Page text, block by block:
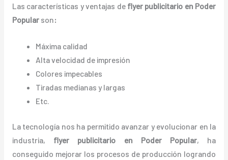
Las características y ventajas de flyer publicitario en Poder
Popular son:
Máxima calidad
Alta velocidad de impresión
Colores impecables
Tiradas medianas y largas
Etc.
La tecnología nos ha permitido avanzar y evolucionar en la
industria, flyer publicitario en Poder Popular, ha
conseguido mejorar los procesos de producción logrando